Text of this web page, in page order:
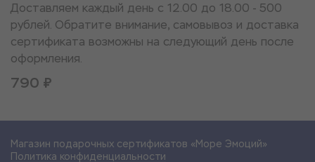
Доставляем каждый день с 12.00 до 18.00 - 500
рублей. Обратите внимание, самовывоз и доставка
сертификата возможны на следующий день после
оформления.
790 ₽
Магазин подарочных сертификатов «Море Эмоций»
Политика конфиденциальности